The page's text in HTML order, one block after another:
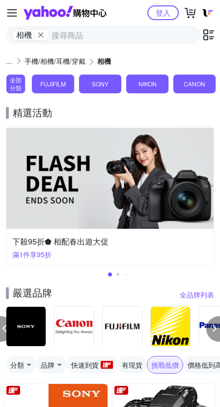
Yahoo購物中心
相機
登入
手機/相機/耳機/穿戴 相機
全部
分類
FUJIFILM SONY NIKON CANON
精選活動
下殺95折⬟ 相配春出遊大促
滿1件享95折
嚴選品牌 全品牌列表
分類 品牌 快速到貨 有現貨 挑戰低價 價格低到